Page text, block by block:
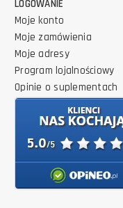
LOGOWANIE
Moje konto
Moje zamówienia
Moje adresy
Program lojalnościowy
Opinie o suplementach